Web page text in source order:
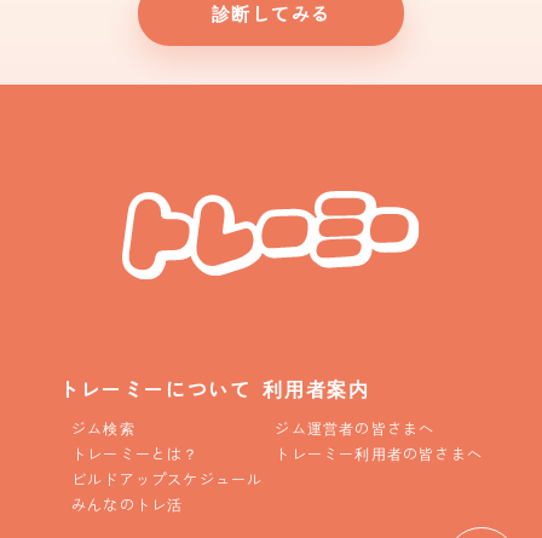
診断してみる
トレーミーについて
ジム検索
トレーミーとは？
ビルドアップスケジュール
みんなのトレ活
利用者案内
ジム運営者の皆さまへ
トレーミー利用者の皆さまへ